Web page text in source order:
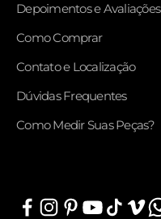
Depoimentos e Avaliações
Como Comprar
Contato e Localização
Dúvidas Frequentes
Como Medir Suas Peças?